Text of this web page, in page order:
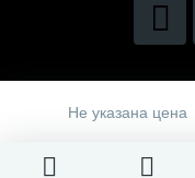
Не указана цена